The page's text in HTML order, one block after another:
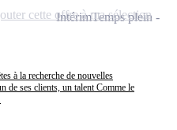
à la recherche de nouvelles
de ses clients, un talent Comme le
IntérimTemps plein
cette offre à ma sélection